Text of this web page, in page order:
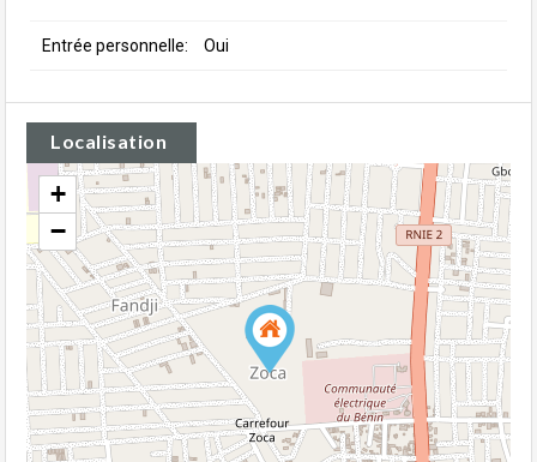
Entrée personnelle: Oui
Localisation
+
−